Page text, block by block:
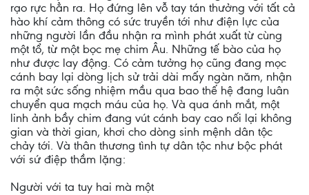
rạo rực hẳn ra. Họ đứng lên vỗ tay tán thưởng với tất cả
hào khí cảm thông có sức truyền tới như điện lực của
những người lần đầu nhận ra mình phát xuất từ cùng
một tổ, từ một bọc mẹ chim Âu. Những tế bào của họ
như được lay động. Có cảm tưởng họ cũng đang mọc
cánh bay lại dòng lịch sử trải dài mấy ngàn năm, nhận
ra một sức sống nhiệm mầu qua bao thế hệ đang luân
chuyển qua mạch máu của họ. Và qua ánh mắt, một
linh ảnh bầy chim đang vút cánh bay cao nối lại không
gian và thời gian, khơi cho dòng sinh mệnh dân tộc
chảy tới. Và thân thương tình tự dân tộc như bộc phát
với sứ điệp thầm lặng:
Người với ta tuy hai mà một